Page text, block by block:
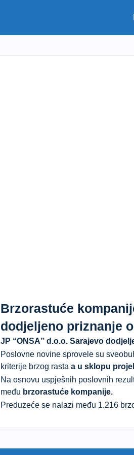
Brzorastuće
dodjeljeno priznanje
JP “ONSA” d.o.o. Sarajevo
Poslovne novine sprovele su
kriterije brzog rasta a u sklopu
Na osnovu uspješnih poslovnih
među brzorastuće kompanije.
Preduzeće se nalazi među 1.216